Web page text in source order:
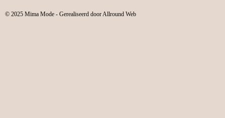
© 2025 Mima Mode - Gerealiseerd door Allround Web